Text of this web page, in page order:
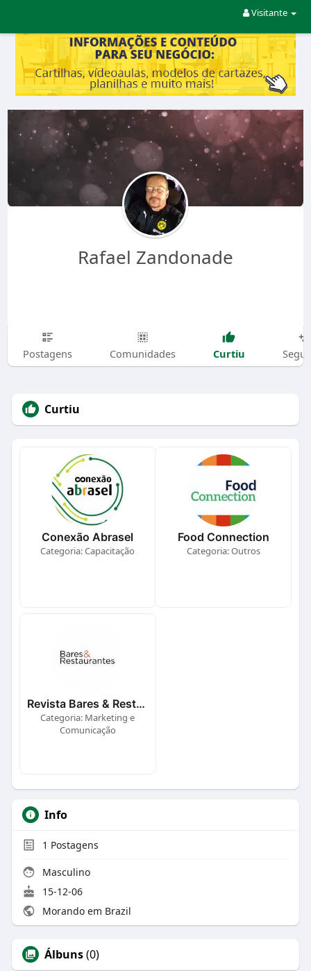
Visitante
Rafael Zandonade
Postagens Comunidades Curtiu
Curtiu
Conexão Abrasel
Categoria: Capacitação
Food Connection
Categoria: Outros
Revista Bares & Restaurantes
Categoria: Marketing e
Comunicação
Info
1 Postagens
Masculino
15-12-06
Morando em Brazil
Álbuns(0)